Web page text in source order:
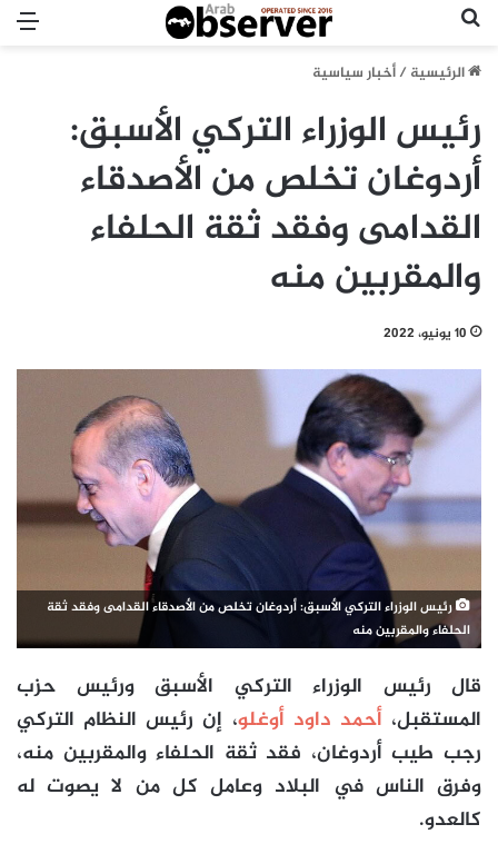
الرئيسية/أخبار سياسية
رئيس الوزراء التركي الأسبق:
أردوغان تخلص من الأصدقاء
القدامى وفقد ثقة الحلفاء
والمقربين منه
10 يونيو، 2022
رئيس الوزراء التركي الأسبق: أردوغان تخلص من الأصدقاء القدامى وفقد ثقة
الحلفاء والمقربين منه
قال رئيس الوزراء التركي الأسبق ورئيس حزب
المستقبل، أحمد داود أوغلو، إن رئيس النظام التركي
رجب طيب أردوغان، فقد ثقة الحلفاء والمقربين منه،
وفرق الناس في البلاد وعامل كل من لا يصوت له
كالعدو.